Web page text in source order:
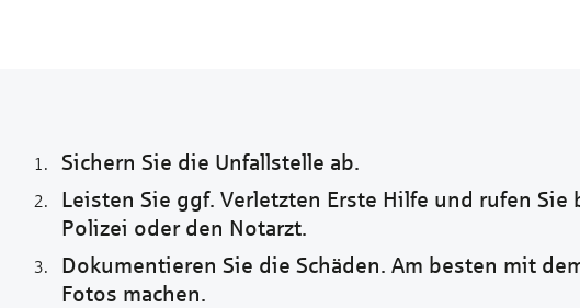
Sichern Sie die Unfallstelle ab.
Leisten Sie ggf. Verletzten Erste Hilfe und rufen Sie
Polizei oder den Notarzt.
Dokumentieren Sie die Schäden. Am besten mit
Fotos machen.